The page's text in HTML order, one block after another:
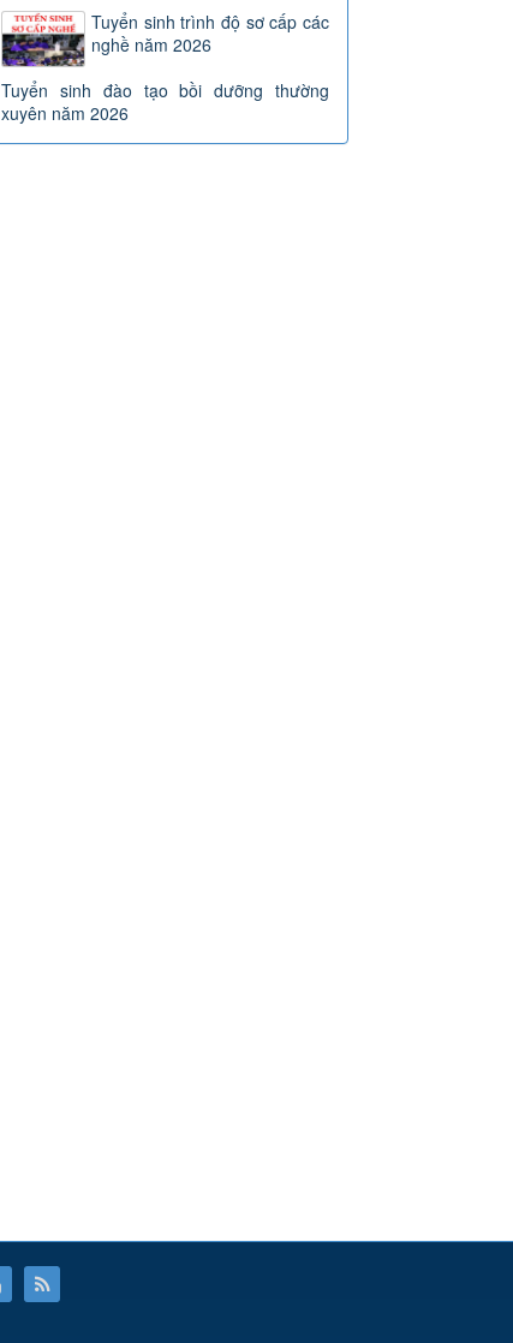
Tuyển sinh trình độ sơ cấp các
nghề năm 2026
Tuyển sinh đào tạo bồi dưỡng thường
xuyên năm 2026